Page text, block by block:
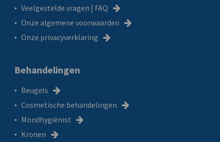
Veelgestelde vragen | FAQ
Onze algemene voorwaarden
Onze privacyverklaring
Behandelingen
Beugels
Cosmetische behandelingen
Mondhygiënist
Kronen